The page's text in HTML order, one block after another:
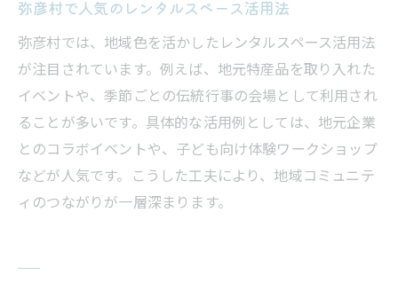
弥彦村で人気のレンタルスペース活用法
弥彦村では、地域色を活かしたレンタルスペース活用法
が注目されています。例えば、地元特産品を取り入れた
イベントや、季節ごとの伝統行事の会場として利用され
ることが多いです。具体的な活用例としては、地元企業
とのコラボイベントや、子ども向け体験ワークショップ
などが人気です。こうした工夫により、地域コミュニテ
ィのつながりが一層深まります。